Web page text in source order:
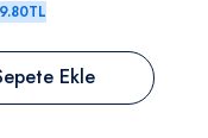
Ekle